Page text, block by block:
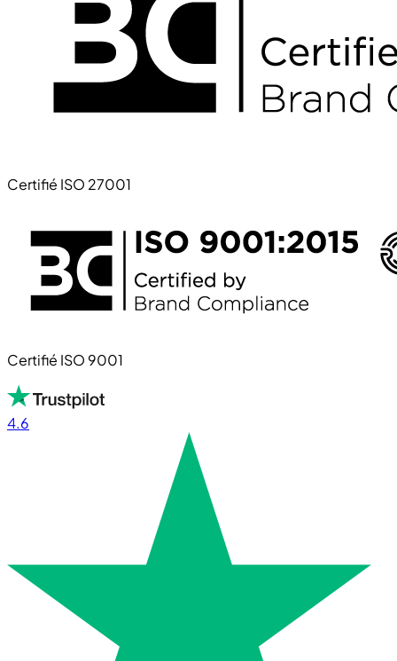
Certifié ISO 27001
Certifié ISO 9001
4.6